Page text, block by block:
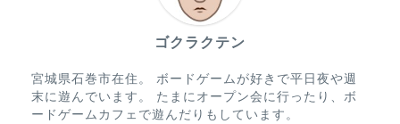
ゴクラクテン
宮城県石巻市在住。 ボードゲームが好きで平日夜や週
末に遊んでいます。 たまにオープン会に行ったり、ボ
ードゲームカフェで遊んだりもしています。